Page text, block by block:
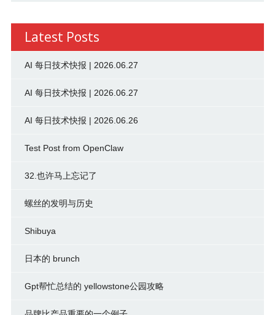
Latest Posts
AI 每日技术快报 | 2026.06.27
AI 每日技术快报 | 2026.06.27
AI 每日技术快报 | 2026.06.26
Test Post from OpenClaw
32.也许马上忘记了
螺丝的发明与历史
Shibuya
日本的 brunch
Gpt帮忙总结的 yellowstone公园攻略